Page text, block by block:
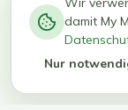
kg in 12
Wochen
ihr Ziel
damit My
Nur